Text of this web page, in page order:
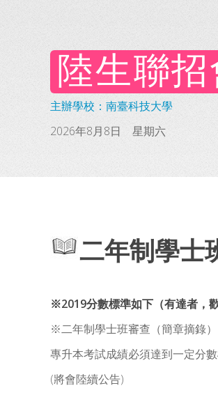
陸生聯招
主辦學校：南臺科技大學
2026年8月8日 星期六
二年制學士
※2019分數標準如下（有達者，
※二年制學士班審查（簡章摘錄
專升本考試成績必須達到一定分數
(將會陸續公告)